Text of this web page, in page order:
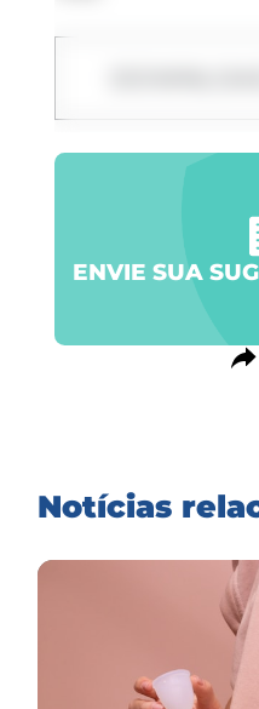
ENVIE SUA
Notícias